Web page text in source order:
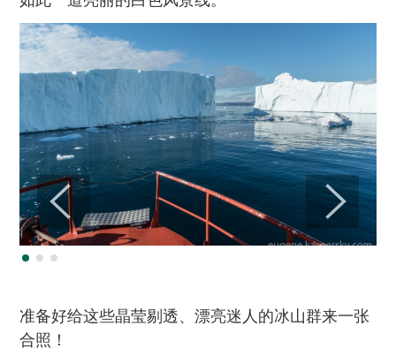
准备好给这些晶莹剔透、漂亮迷人的冰山群来一张
合照！